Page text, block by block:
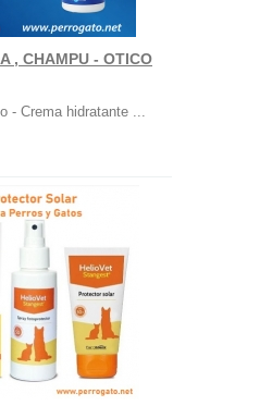
, CHAMPU - OTICO
- Crema hidratante ...